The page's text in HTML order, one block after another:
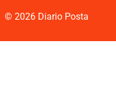
© 2026 Diario Posta